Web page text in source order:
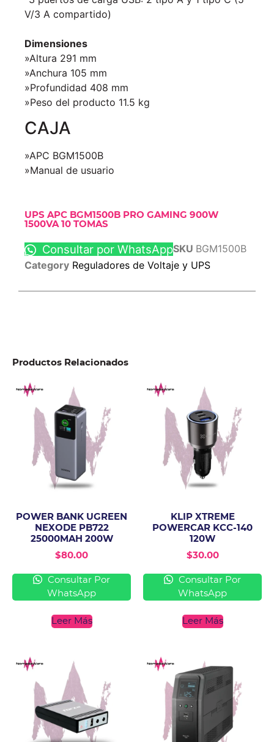
V/3 A compartido)
Dimensiones
»Altura 291 mm
»Anchura 105 mm
»Profundidad 408 mm
»Peso del producto 11.5 kg
CAJA
»APC BGM1500B
»Manual de usuario
UPS APC BGM1500B PRO GAMING 900W
1500VA 10 TOMAS
Consultar por WhatsAppSKU BGM1500B
Category Reguladores de Voltaje y UPS
Productos Relacionados
POWER BANK UGREEN
NEXODE PB722
25000MAH 200W
$80.00
Consultar Por
WhatsApp
Leer Más
KLIP XTREME
POWERCAR KCC-140
120W
$30.00
Consultar Por
WhatsApp
Leer Más